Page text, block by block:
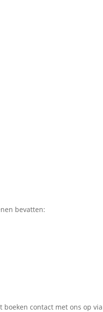
bevatten:
contact met ons op via